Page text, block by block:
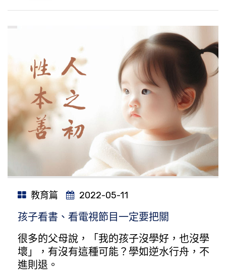
教育篇 2022-05-11
孩子看書、看電視節目一定要把關
很多的父母說，「我的孩子沒學好，也沒學
壞」，有沒有這種可能？學如逆水行舟，不
進則退。